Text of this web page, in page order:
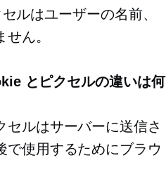
ルはユーザーの名前、
ん。
とピクセルの違いは何
セルはサーバーに送信さ
で使用するためにブラウ